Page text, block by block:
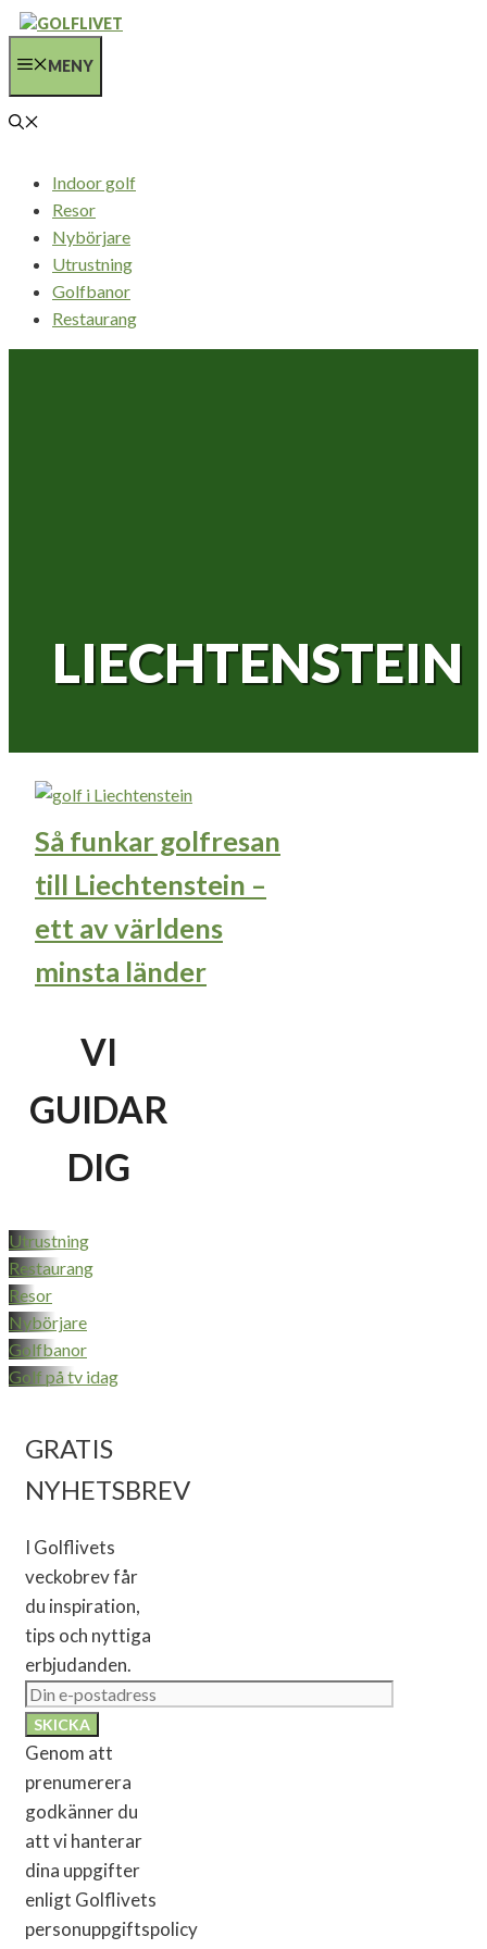
Hoppa
innehållMENY
Indoor golf
Resor
Nybörjare
Utrustning
Golfbanor
Restaurang
LIECHTENSTEIN
Så funkar golfresan
till Liechtenstein –
ett av världens
minsta länder
VI
GUIDAR
DIG
Utrustning
Restaurang
Resor
Nybörjare
Golfbanor
Golf på tv idag
GRATIS
NYHETSBREV
I Golflivets
veckobrev får
du inspiration,
tips och nyttiga
erbjudanden.
Genom att
prenumerera
godkänner du
att vi hanterar
dina uppgifter
enligt Golflivets
personuppgiftspolicy